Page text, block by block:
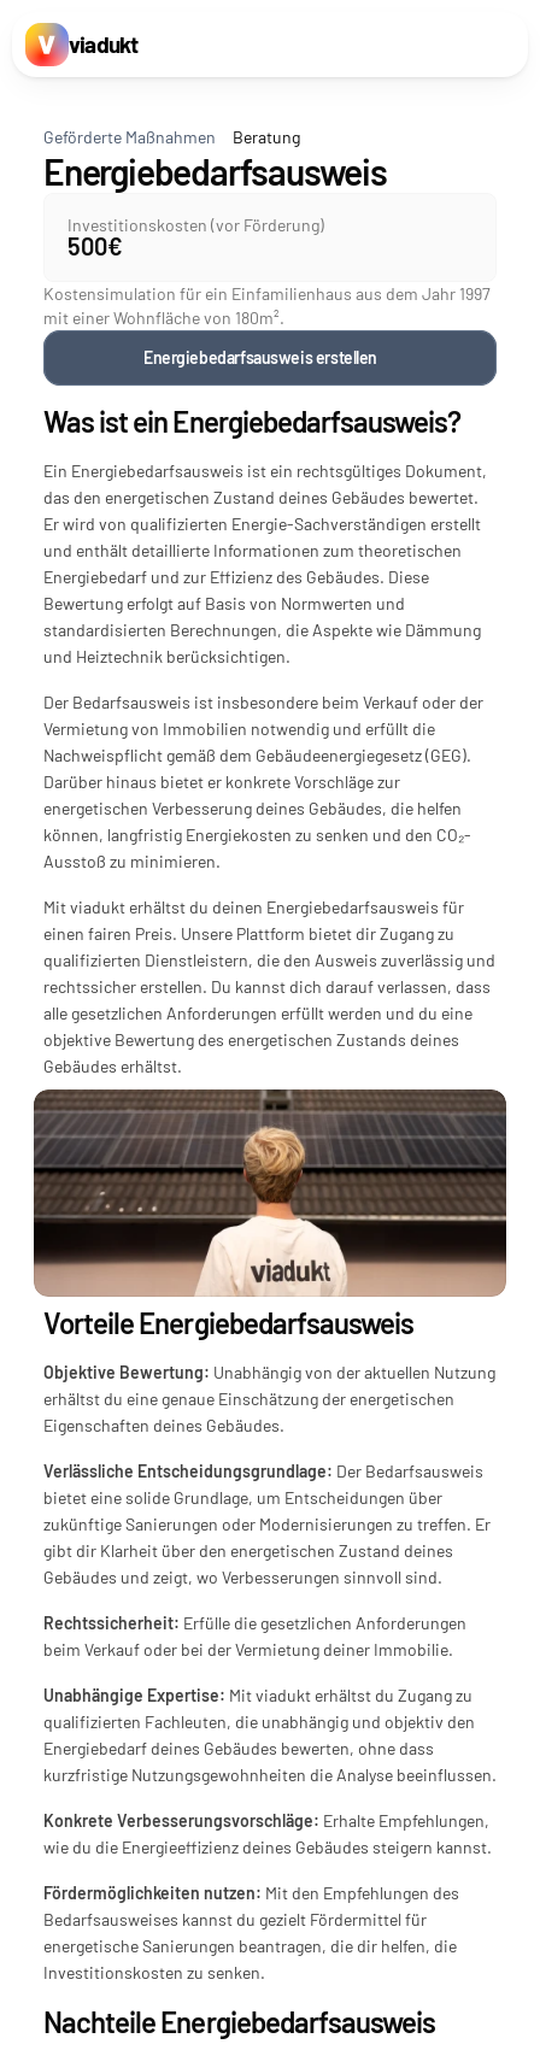
Geförderte Maßnahmen Beratung
Energiebedarfsausweis
Investitionskosten (vor Förderung)
500€
Kostensimulation für ein Einfamilienhaus aus dem Jahr 1997
mit einer Wohnfläche von 180m².
Energiebedarfsausweis erstellen
Was ist ein Energiebedarfsausweis?
Ein Energiebedarfsausweis ist ein rechtsgültiges Dokument,
das den energetischen Zustand deines Gebäudes bewertet.
Er wird von qualifizierten Energie-Sachverständigen erstellt
und enthält detaillierte Informationen zum theoretischen
Energiebedarf und zur Effizienz des Gebäudes. Diese
Bewertung erfolgt auf Basis von Normwerten und
standardisierten Berechnungen, die Aspekte wie Dämmung
und Heiztechnik berücksichtigen.
Der Bedarfsausweis ist insbesondere beim Verkauf oder der
Vermietung von Immobilien notwendig und erfüllt die
Nachweispflicht gemäß dem Gebäudeenergiegesetz (GEG).
Darüber hinaus bietet er konkrete Vorschläge zur
energetischen Verbesserung deines Gebäudes, die helfen
können, langfristig Energiekosten zu senken und den CO₂-
Ausstoß zu minimieren.
Mit viadukt erhältst du deinen Energiebedarfsausweis für
einen fairen Preis. Unsere Plattform bietet dir Zugang zu
qualifizierten Dienstleistern, die den Ausweis zuverlässig und
rechtssicher erstellen. Du kannst dich darauf verlassen, dass
alle gesetzlichen Anforderungen erfüllt werden und du eine
objektive Bewertung des energetischen Zustands deines
Gebäudes erhältst.
Vorteile Energiebedarfsausweis
Objektive Bewertung: Unabhängig von der aktuellen Nutzung
erhältst du eine genaue Einschätzung der energetischen
Eigenschaften deines Gebäudes.
Verlässliche Entscheidungsgrundlage: Der Bedarfsausweis
bietet eine solide Grundlage, um Entscheidungen über
zukünftige Sanierungen oder Modernisierungen zu treffen. Er
gibt dir Klarheit über den energetischen Zustand deines
Gebäudes und zeigt, wo Verbesserungen sinnvoll sind.
Rechtssicherheit: Erfülle die gesetzlichen Anforderungen
beim Verkauf oder bei der Vermietung deiner Immobilie.
Unabhängige Expertise: Mit viadukt erhältst du Zugang zu
qualifizierten Fachleuten, die unabhängig und objektiv den
Energiebedarf deines Gebäudes bewerten, ohne dass
kurzfristige Nutzungsgewohnheiten die Analyse beeinflussen.
Konkrete Verbesserungsvorschläge: Erhalte Empfehlungen,
wie du die Energieeffizienz deines Gebäudes steigern kannst.
Fördermöglichkeiten nutzen: Mit den Empfehlungen des
Bedarfsausweises kannst du gezielt Fördermittel für
energetische Sanierungen beantragen, die dir helfen, die
Investitionskosten zu senken.
Nachteile Energiebedarfsausweis
viadukt